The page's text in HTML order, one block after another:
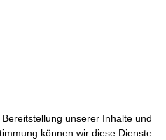
unserer Inhalte und
können wir diese Dienste